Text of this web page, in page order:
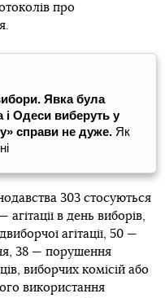
про
Явка була
і Одеси виберуть у
справи не дуже. Як
303 стосуються
в день виборів,
агітації, 50 —
38 — порушення
виборчих комісій або
використання